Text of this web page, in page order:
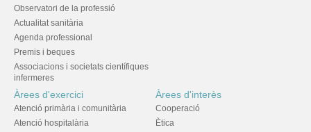
Observatori de la professió
Actualitat sanitària
Agenda professional
Premis i beques
Associacions i societats científiques
infermeres
Àrees d'exercici
Atenció primària i comunitària
Atenció hospitalària
Àrees d'interès
Cooperació
Ètica